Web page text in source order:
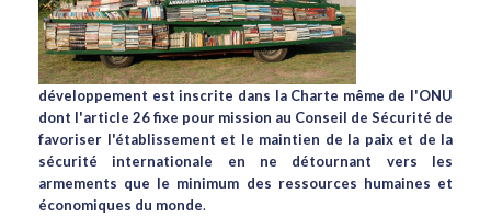
développement est inscrite dans la Charte même de l'ONU
dont l'article 26 fixe pour mission au Conseil de Sécurité de
favoriser l'établissement et le maintien de la paix et de la
sécurité internationale en ne détournant vers les
armements que le minimum des ressources humaines et
économiques du monde.